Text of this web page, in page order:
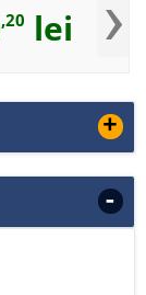
+
-
,20 lei ›